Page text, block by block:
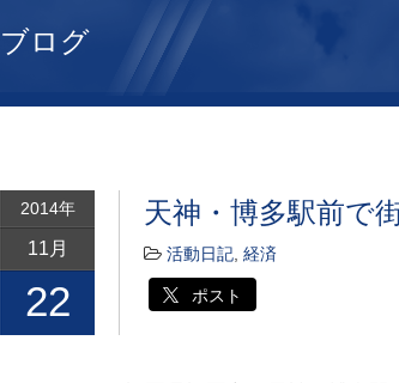
ブログ
2014年
11月
22
天神・博多駅前で
活動日記 経済
ポスト